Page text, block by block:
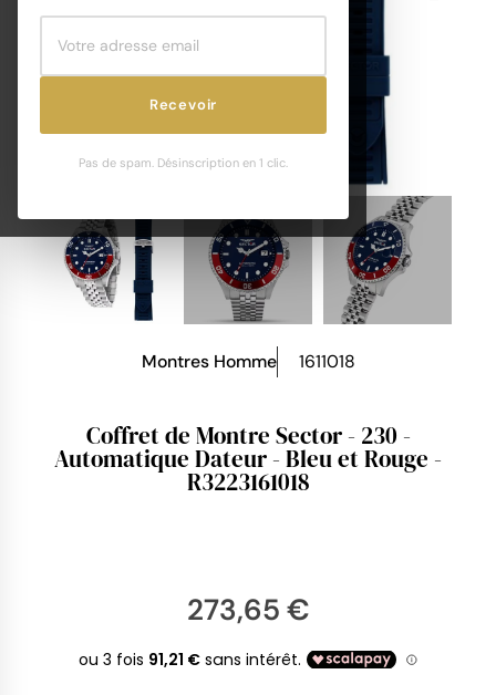
Recevoir
Pas de spam. Désinscription en 1 clic.
Montres Homme 1611018
Coffret de Montre Sector - 230 -
Automatique Dateur - Bleu et Rouge -
R3223161018
273,65 €